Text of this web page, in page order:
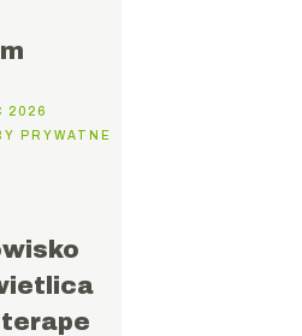
2026
PRYWATNE